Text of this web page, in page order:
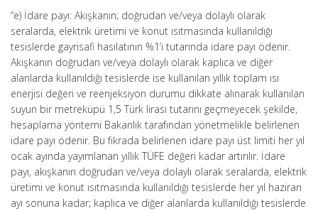
“e) İdare payı: Akışkanın; doğrudan ve/veya dolaylı olarak
seralarda, elektrik üretimi ve konut ısıtmasında kullanıldığı
tesislerde gayrisafi hasılatının %1’i tutarında idare payı ödenir.
Akışkanın doğrudan ve/veya dolaylı olarak kaplıca ve diğer
alanlarda kullanıldığı tesislerde ise kullanılan yıllık toplam ısı
enerjisi değeri ve reenjeksiyon durumu dikkate alınarak kullanılan
suyun bir metreküpü 1,5 Türk lirası tutarını geçmeyecek şekilde,
hesaplama yöntemi Bakanlık tarafından yönetmelikle belirlenen
idare payı ödenir. Bu fıkrada belirlenen idare payı üst limiti her yıl
ocak ayında yayımlanan yıllık TÜFE değeri kadar artırılır. İdare
payı, akışkanın doğrudan ve/veya dolaylı olarak seralarda, elektrik
üretimi ve konut ısıtmasında kullanıldığı tesislerde her yıl haziran
ayı sonuna kadar; kaplıca ve diğer alanlarda kullanıldığı tesislerde